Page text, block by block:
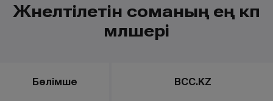
Жөнелтілетін соманың ең көп
мөлшері
Бөлімше BCC.KZ